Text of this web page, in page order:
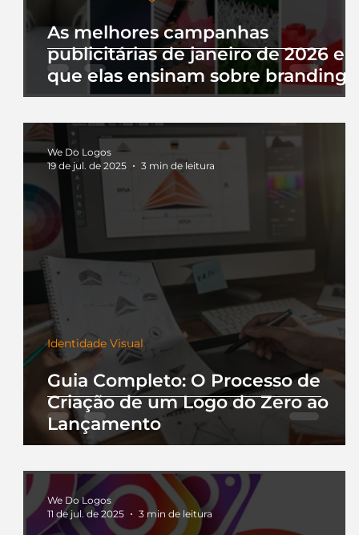
As melhores campanhas
publicitárias de janeiro de 2026 e
que elas ensinam sobre branding
Guia Completo: O Processo de
Criação de um Logo do Zero ao
Lançamento
Identidade Visual
We Do Logos
19 de jul. de 2025
3 min de leitura
We Do Logos
11 de jul. de 2025
3 min de leitura